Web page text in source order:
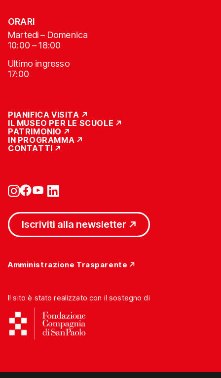
ORARI
Martedì – Domenica
10:00 – 18:00
Ultimo ingresso
17:00
PIANIFICA VISITA
IL MUSEO PER LE SCUOLE
PATRIMONIO
IN PROGRAMMA
CONTATTI
Iscriviti alla newsletter
Amministrazione Trasparente
Il sito è stato realizzato con il sostegno di